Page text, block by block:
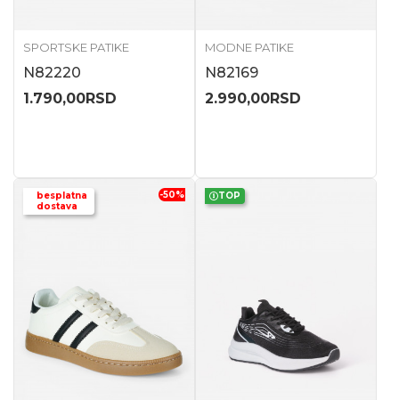
SPORTSKE PATIKE
N82220
1.790,00RSD
MODNE PATIKE
N82169
2.990,00RSD
besplatna
dostava
-50% TOP